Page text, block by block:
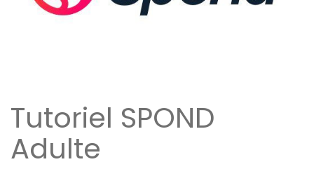
Tutoriel SPOND
Adulte